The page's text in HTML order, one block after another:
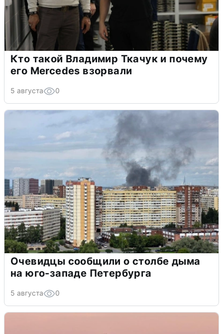
Кто такой Владимир Ткачук и почему
его Mercedes взорвали
5 августа 0
Очевидцы сообщили о столбе дыма
на юго-западе Петербурга
5 августа 0